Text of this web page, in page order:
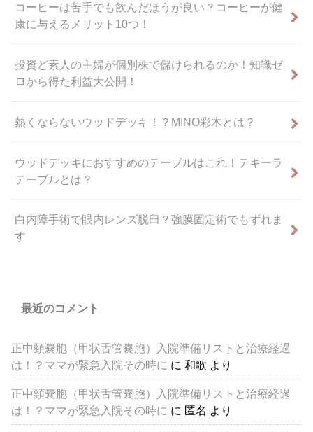
コーヒーは苦手でも飲んだほうが良い？コーヒーが健
康に与えるメリット10つ！
投資ど素人の主婦が個別株で儲けられるのか！知識ゼ
ロから得た利益大公開！
熱くならないウッドデッキ！？MINO彩木とは？
ウッドデッキにおすすめのテーブルはこれ！テキーラ
テーブルとは？
白内障手術で眼内レンズ脱臼？強膜固定術でもずれま
す
最近のコメント
正中頸嚢胞（甲状舌管嚢胞）入院準備リストと治療経過
は！？ママが緊急入院その時に に和歌 より
正中頸嚢胞（甲状舌管嚢胞）入院準備リストと治療経過
は！？ママが緊急入院その時に に 匿名 より